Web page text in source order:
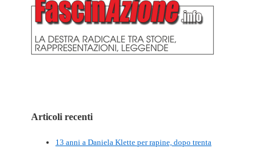
Articoli recenti
13 anni a Daniela Klette per rapine, dopo trenta